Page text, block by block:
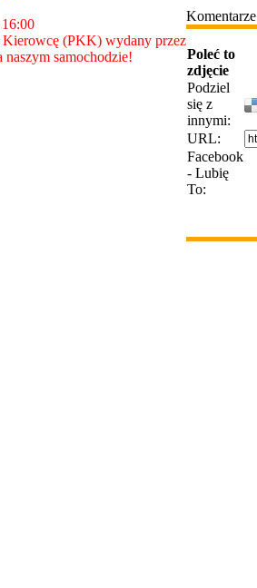
Kierowcę (PKK) wydany przez
samochodzie!
Komentarze
Poleć to
zdjęcie
Podziel
się z
innymi:
URL:
Facebook
- Lubię
To: